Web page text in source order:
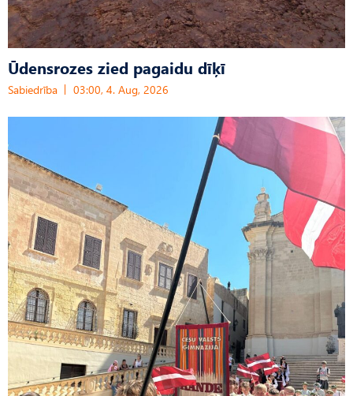
Ūdensrozes zied pagaidu dīķī
Sabiedrība 03:00, 4. Aug, 2026